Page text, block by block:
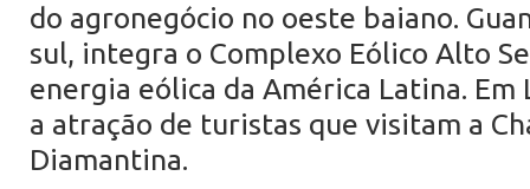
do agronegócio no oeste baiano.
sul, integra o Complexo Eólico Alto
energia eólica da América Latina. Em
a atração de turistas que visitam a
Diamantina.